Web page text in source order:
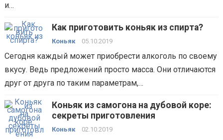
и…
Как приготовить коньяк из спирта?
Коньяк 05.10.2019
Сегодня каждый может приобрести алкоголь по своему
вкусу. Ведь предложений просто масса. Они отличаются
друг от друга по таким параметрам,…
Коньяк из самогона на дубовой коре:
секреты приготовления
Коньяк 02.10.2019